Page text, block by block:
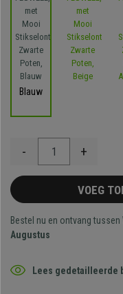
Blauw
- +
VOEG
Bestel nu en ontvang tussen
Augustus
Lees gedetailleerde